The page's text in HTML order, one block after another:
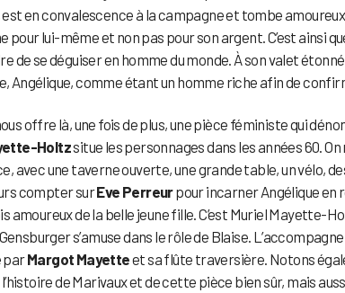
en convalescence à la campagne et tombe amoureux
pour lui-même et non pas pour son argent. C’est ainsi
de se déguiser en homme du monde. À son valet
Angélique, comme étant un homme riche afin de
offre là, une fois de plus, une pièce féministe qui
Holtzsitue les personnages dans les années 60.
avec une taverne ouverte, une grande table, un vélo,
compter surEve Perreurpour incarner Angélique en
amoureux de la belle jeune fille. C’est Muriel Mayette-
s’amuse dans le rôle de Blaise.
parMargot Mayetteet sa flûte traversière. Notons
de Marivaux et de cette pièce bien sûr, mais